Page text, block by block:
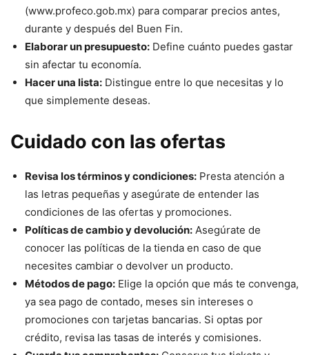
(www.profeco.gob.mx) para comparar precios antes,
durante y después del Buen Fin.
Elaborar un presupuesto: Define cuánto puedes gastar
sin afectar tu economía.
Hacer una lista: Distingue entre lo que necesitas y lo
que simplemente deseas.
Cuidado con las ofertas
Revisa los términos y condiciones: Presta atención a
las letras pequeñas y asegúrate de entender las
condiciones de las ofertas y promociones.
Políticas de cambio y devolución: Asegúrate de
conocer las políticas de la tienda en caso de que
necesites cambiar o devolver un producto.
Métodos de pago: Elige la opción que más te convenga,
ya sea pago de contado, meses sin intereses o
promociones con tarjetas bancarias. Si optas por
crédito, revisa las tasas de interés y comisiones.